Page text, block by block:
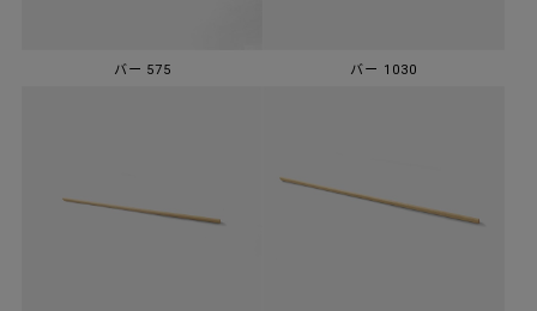
バー 575 バー 1030